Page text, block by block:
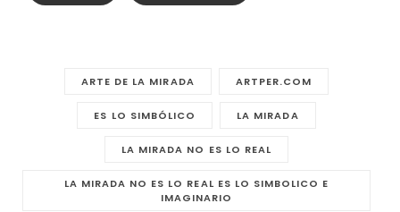
ARTE DE LA MIRADA ARTPER.COM
ES LO SIMBÓLICO LA MIRADA
LA MIRADA NO ES LO REAL
LA MIRADA NO ES LO REAL ES LO SIMBOLICO E
IMAGINARIO